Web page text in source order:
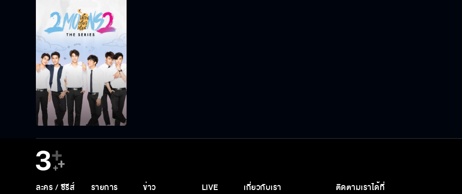
ละคร / ซีรีส์ รายการ ข่าว LIVE เกี่ยวกับเรา ติดตามเราได้ที่